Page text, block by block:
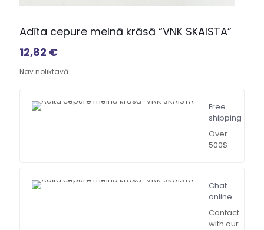
Adīta cepure melnā krāsā “VNK SKAISTA”
12,82 €
Nav noliktavā
Free
shipping
Over
500$
Chat
online
Contact
with our